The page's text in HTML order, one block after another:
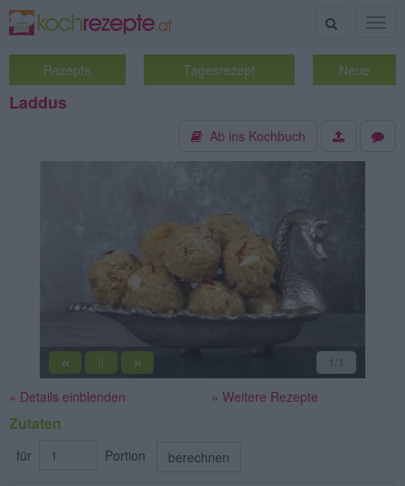
Suche
Rezepte Tagesrezept Neue
Laddus
Ab ins Kochbuch
« || » 1 /1
» Details einblenden » Weitere Rezepte
Zutaten
für Portion berechnen